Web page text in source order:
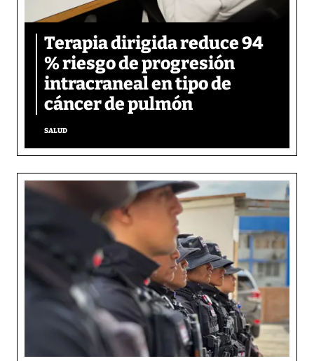
Terapia dirigida reduce 94
% riesgo de progresión
intracraneal en tipo de
cáncer de pulmón
SALUD